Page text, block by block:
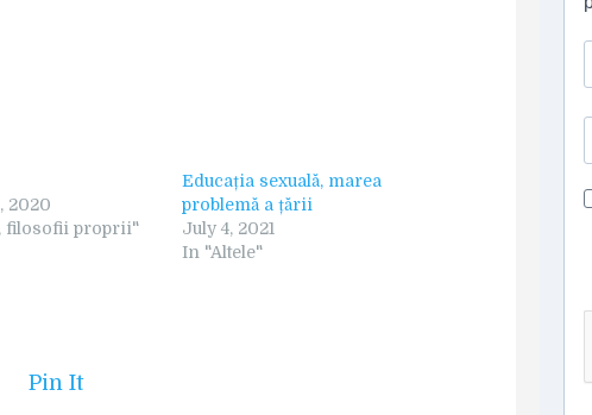
2020
filosofii proprii"
Educația sexuală, marea
problemă a țării
July 4, 2021
In "Altele"
Pin It